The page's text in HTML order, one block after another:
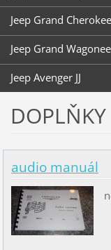
Jeep Grand
Jeep Grand
Jeep Avenger JJ
DOPLŇKY
audio manuál